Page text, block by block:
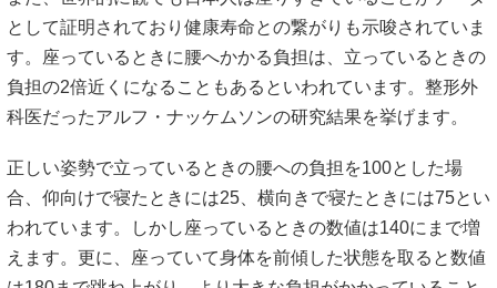
として証明されており健康寿命との繋がりも示唆されていま
す。座っているときに腰へかかる負担は、立っているときの
負担の2倍近くになることもあるといわれています。整形外
科医だったアルフ・ナッケムソンの研究結果を挙げます。
正しい姿勢で立っているときの腰への負担を100とした場
合、仰向けで寝たときには25、横向きで寝たときには75とい
われています。しかし座っているときの数値は140にまで増
えます。更に、座っていて身体を前傾した状態を取ると数値